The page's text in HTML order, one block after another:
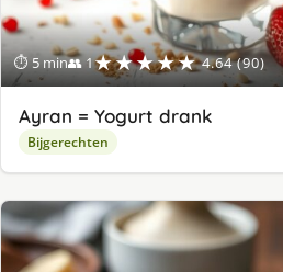
⏱ 5 min👥 1★★★★★ 4.64 (90)
Ayran = Yogurt drank
Bijgerechten